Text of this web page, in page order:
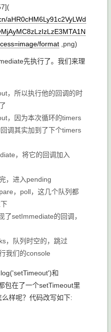
aHR0cHM6Ly91c2VyLWd
format ,png)
先执行了。我们来理
，所以执行他的回调的时
，因为本次循环的timers
调其实加到了下个timers
，将它的回调加入
，进入pending
， poll，这几个队列都
了setImmediate的回调，
，队列时空的，跳过
我们的console
和
包在了一个setTimeout里
样呢？代码改写如下: